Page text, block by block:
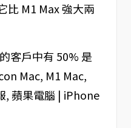
比 M1 Max 強大兩